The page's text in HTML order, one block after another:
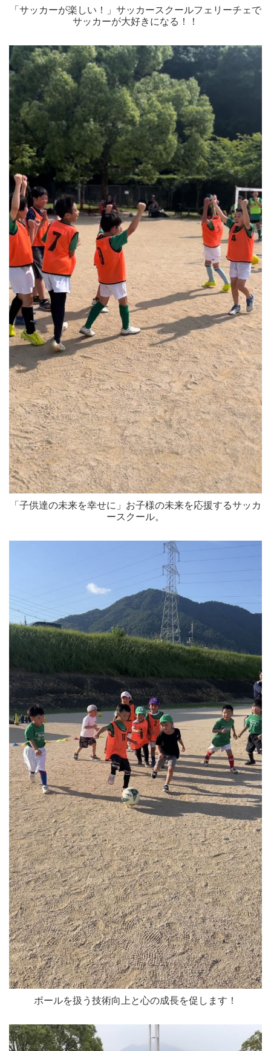
「サッカーが楽しい！」サッカースクールフェリーチェで
サッカーが大好きになる！！
「子供達の未来を幸せに」お子様の未来を応援するサッカ
ースクール。
ボールを扱う技術向上と心の成長を促します！